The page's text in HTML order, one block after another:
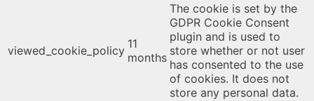
viewed_cookie_policy 11
months
The cookie is set by the
GDPR Cookie Consent
plugin and is used to
store whether or not user
has consented to the use
of cookies. It does not
store any personal data.